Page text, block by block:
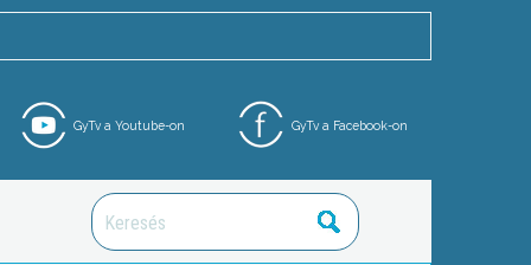
GyTv a Facebook-on
GyTv a Youtube-on